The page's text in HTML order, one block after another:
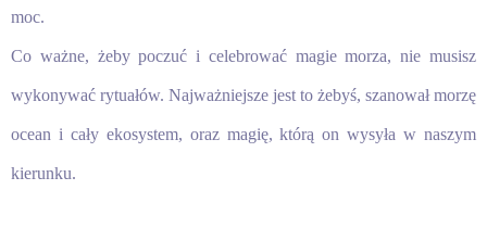
moc.
Co ważne, żeby poczuć i celebrować magie morza, nie musisz
wykonywać rytuałów. Najważniejsze jest to żebyś, szanował morzę
ocean i cały ekosystem, oraz magię, którą on wysyła w naszym
kierunku.